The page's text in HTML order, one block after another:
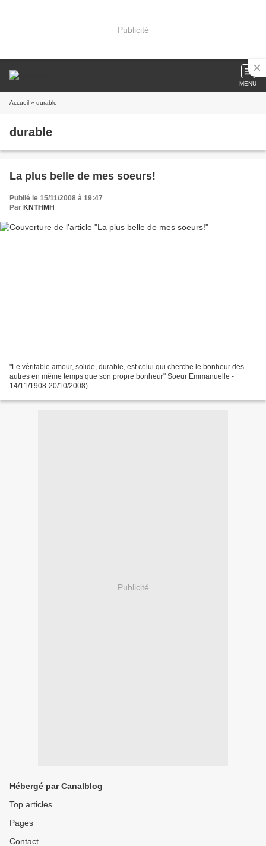
Publicité
MENU
Accueil » durable
durable
La plus belle de mes soeurs!
Publié le 15/11/2008 à 19:47
Par KNTHMH
"Le véritable amour, solide, durable, est celui qui cherche le bonheur des
autres en même temps que son propre bonheur" Soeur Emmanuelle -
14/11/1908-20/10/2008)
Publicité
Hébergé par Canalblog
Top articles
Pages
Contact